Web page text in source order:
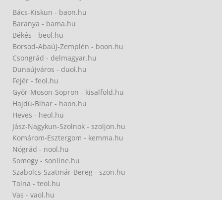
Bács-Kiskun - baon.hu
Baranya - bama.hu
Békés - beol.hu
Borsod-Abaúj-Zemplén - boon.hu
Csongrád - delmagyar.hu
Dunaújváros - duol.hu
Fejér - feol.hu
Győr-Moson-Sopron - kisalfold.hu
Hajdú-Bihar - haon.hu
Heves - heol.hu
Jász-Nagykun-Szolnok - szoljon.hu
Komárom-Esztergom - kemma.hu
Nógrád - nool.hu
Somogy - sonline.hu
Szabolcs-Szatmár-Bereg - szon.hu
Tolna - teol.hu
Vas - vaol.hu